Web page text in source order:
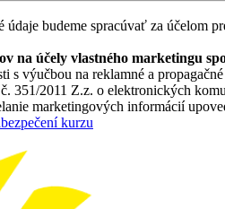
budeme spracúvať za
na účely vlastného marketingu
s výučbou na reklamné a
351/2011 Z.z. o elektronických
marketingových informácií
kurzu